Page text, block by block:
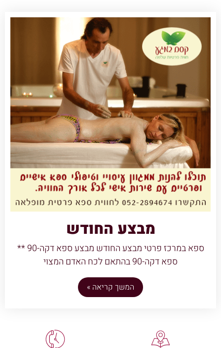
מבצע החודש
ספא במרכז פרטי מבצע החודש מבצע ספא דקה-90 **
ספא דקה-90 בהתאם לכח האדם המצוי
המשך קריאה »